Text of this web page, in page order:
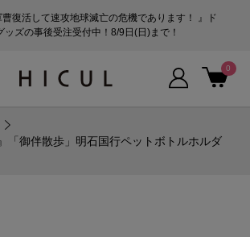
復活して速攻地球滅亡の危機であります！ 』ド
ッズの事後受注受付中！8/9日(日)まで！
0
「御伴散歩」明石国行ペットボトルホルダ